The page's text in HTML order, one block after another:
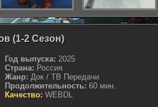
(1-2 Сезон)
Год выпуска: 2025
Страна: Россия
Жанр: Док / ТВ Передачи
Продолжительность: 60 мин.
Качество: WEBDL